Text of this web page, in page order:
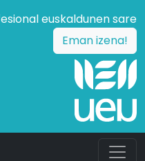
euskaldunen sare
Eman izena!